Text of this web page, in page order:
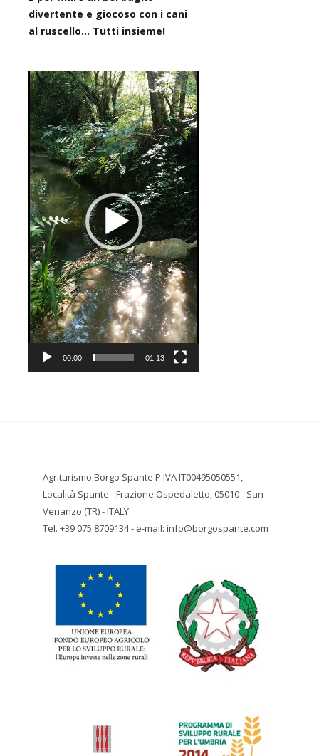
divertente e giocoso con i cani
al ruscello… Tutti insieme!
Video
Player
00:00 01:13
Agriturismo Borgo Spante P.IVA IT00495050551,
Località Spante - Frazione Ospedaletto, 05010 - San
Venanzo (TR) - ITALY
Tel. +39 075 8709134 - e-mail: info@borgospante.com